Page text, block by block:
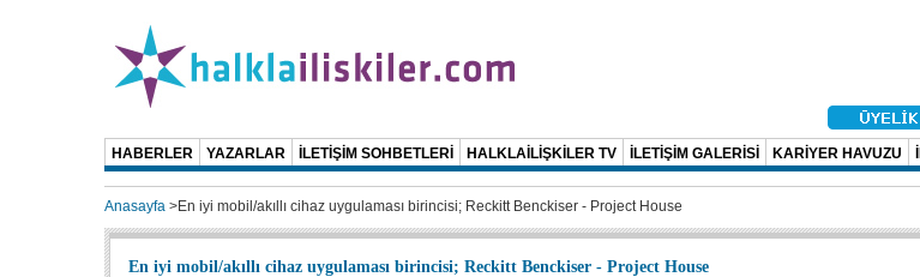
HABERLER YAZARLAR İLETİŞİM SOHBETLERİ HALKLAİLİŞKİLER TV İLETİŞİM GALERİSİ KARİYER HAVUZU
Anasayfa >En iyi mobil/akıllı cihaz uygulaması birincisi; Reckitt Benckiser - Project House
En iyi mobil/akıllı cihaz uygulaması birincisi; Reckitt Benckiser - Project House